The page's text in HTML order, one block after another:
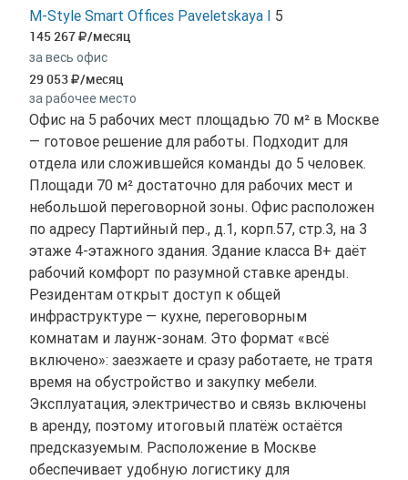
M-Style Smart Offices Paveletskaya I 5
145 267 /месяц
за весь офис
29 053 /месяц
за рабочее место
Офис на 5 рабочих мест площадью 70 м² в Москве
— готовое решение для работы. Подходит для
отдела или сложившейся команды до 5 человек.
Площади 70 м² достаточно для рабочих мест и
небольшой переговорной зоны. Офис расположен
по адресу Партийный пер., д.1, корп.57, стр.3, на 3
этаже 4-этажного здания. Здание класса B+ даёт
рабочий комфорт по разумной ставке аренды.
Резидентам открыт доступ к общей
инфраструктуре — кухне, переговорным
комнатам и лаунж-зонам. Это формат «всё
включено»: заезжаете и сразу работаете, не тратя
время на обустройство и закупку мебели.
Эксплуатация, электричество и связь включены
в аренду, поэтому итоговый платёж остаётся
предсказуемым. Расположение в Москве
обеспечивает удобную логистику для